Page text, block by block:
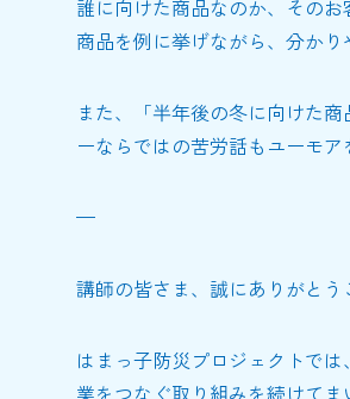
誰に向けた商品なのか、その
商品を例に挙げながら、分かり
また、「半年後の冬に向けた
ーならではの苦労話もユーモ
—
講師の皆さま、誠にありがとう
はまっ子防災プロジェクトで
業をつなぐ取り組みを続けてま